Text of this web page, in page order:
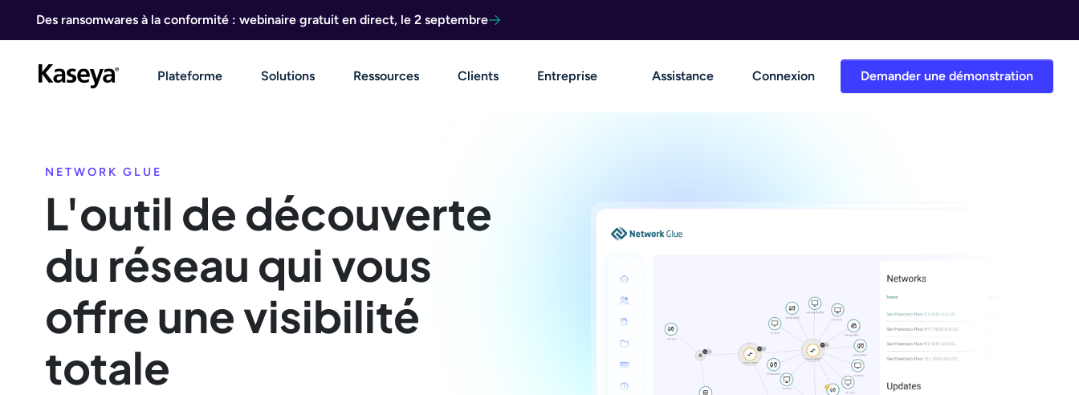
Des ransomwares à la conformité : webinaire gratuit en direct, le 2 septembre
Demander une démonstration
Plateforme Solutions Ressources Clients Entreprise Assistance Connexion
NETWORK GLUE
L'outil de découverte
du réseau qui vous
offre une visibilité
totale